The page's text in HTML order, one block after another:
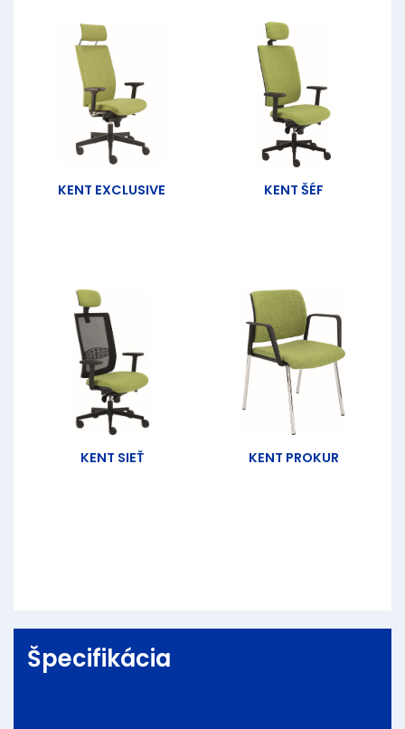
KENT EXCLUSIVE KENT ŠÉF
KENT SIEŤ KENT PROKUR
Špecifikácia